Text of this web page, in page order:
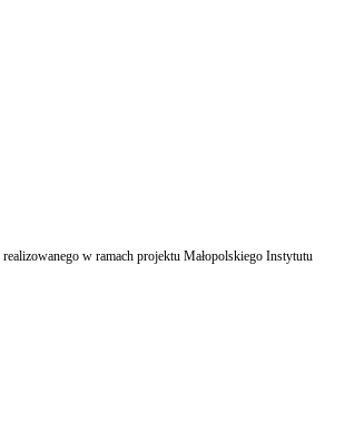
realizowanego w ramach projektu Małopolskiego Instytutu